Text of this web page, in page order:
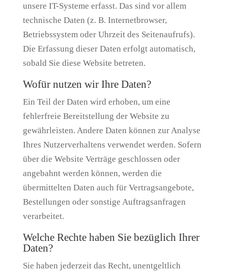
unsere IT-Systeme erfasst. Das sind vor allem
technische Daten (z. B. Internetbrowser,
Betriebssystem oder Uhrzeit des Seitenaufrufs).
Die Erfassung dieser Daten erfolgt automatisch,
sobald Sie diese Website betreten.
Wofür nutzen wir Ihre Daten?
Ein Teil der Daten wird erhoben, um eine
fehlerfreie Bereitstellung der Website zu
gewährleisten. Andere Daten können zur Analyse
Ihres Nutzerverhaltens verwendet werden. Sofern
über die Website Verträge geschlossen oder
angebahnt werden können, werden die
übermittelten Daten auch für Vertragsangebote,
Bestellungen oder sonstige Auftragsanfragen
verarbeitet.
Welche Rechte haben Sie bezüglich Ihrer
Daten?
Sie haben jederzeit das Recht, unentgeltlich